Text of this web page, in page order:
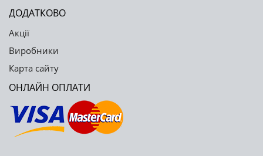
ДОДАТКОВО
Акції
Виробники
Карта сайту
ОНЛАЙН ОПЛАТИ